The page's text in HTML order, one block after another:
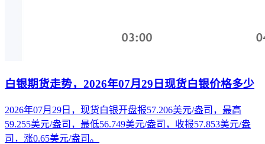
白银期货走势，2026年07月29日现货白银价格多少
2026年07月29日，现货白银开盘报57.206美元/盎司，最高
59.255美元/盎司，最低56.749美元/盎司，收报57.853美元/盎
司，涨0.65美元/盎司。